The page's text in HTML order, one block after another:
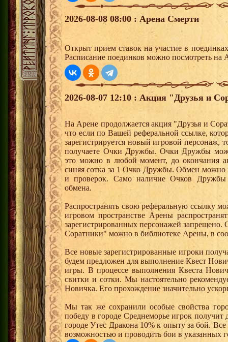
2026-08-08 08:00 : Арена Смерти
Открыт прием ставок на участие в
Расписание поединков можно посмотреть на
2026-08-07 12:10 : Акция "Друзья и
На Арене продолжается акция "Друзья и
что если по Вашей реферальной ссылке,
зарегистрируется новый игровой
получаете Очки Дружбы. Очки Дружбы
это можно в любой момент, до окончания
синяя сотка за 1 Очко Дружбы. Обмен можно
и проверок. Само наличие Очков Дружбы
обмена.
Распространять свою реферальную ссылку
игровом пространстве Арены
зарегистрированных персонажей
Соратники" можно в библиотеке Арены, в
Все новые зарегистрированные игроки
будем предложен для выполнение Квест
игры. В процессе выполнения Квеста
свитки и сотки. Мы настоятельно
Новичка. Его прохождение значительно
Мы так же сохранили особые свойства
победу в городе Среднеморье игрок
городе Утес Дракона 10% к опыту за бой.
возможностью и проводить бои в указанных